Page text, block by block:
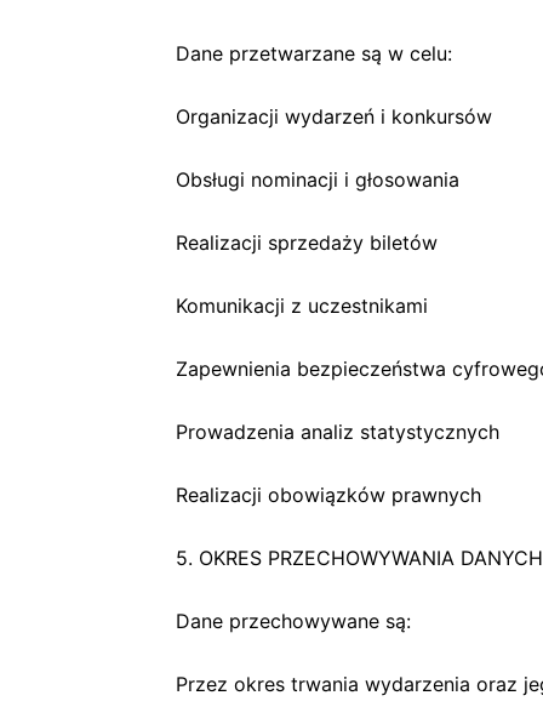
Dane przetwarzane są w celu:
Organizacji wydarzeń i konkursów
Obsługi nominacji i głosowania
Realizacji sprzedaży biletów
Komunikacji z uczestnikami
Zapewnienia bezpieczeństwa
Prowadzenia analiz statystycznych
Realizacji obowiązków prawnych
5. OKRES PRZECHOWYWANIA DANYCH
Dane przechowywane są:
Przez okres trwania wydarzenia oraz